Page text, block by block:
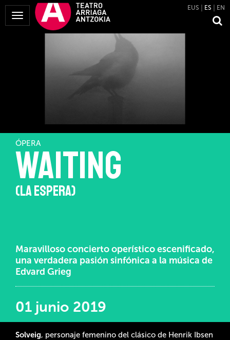
Mostrar
Menú
EUS ES EN
ÓPERA
Waiting
(La espera)
Maravilloso concierto operístico escenificado,
una verdadera pasión sinfónica a la música de
Edvard Grieg
01 junio 2019
Solveig, personaje femenino del clásico de Henrik Ibsen